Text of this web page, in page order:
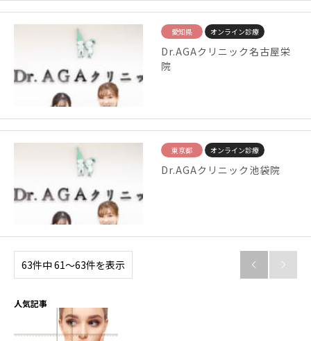
愛知県 オンライン診療
Dr.AGAクリニック名古屋栄
院
東京都 オンライン診療
Dr.AGAクリニック池袋院
63件中 61〜63件を表示  
人気記事